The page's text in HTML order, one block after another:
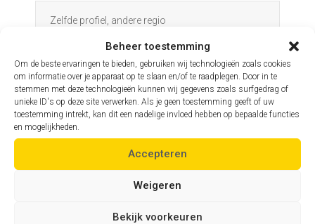
Beheer toestemming
Om de beste ervaringen te bieden, gebruiken wij technologieën zoals cookies
om informatie over je apparaat op te slaan en/of te raadplegen. Door in te
stemmen met deze technologieën kunnen wij gegevens zoals surfgedrag of
unieke ID's op deze site verwerken. Als je geen toestemming geeft of uw
toestemming intrekt, kan dit een nadelige invloed hebben op bepaalde functies
en mogelijkheden.
Accepteren
Weigeren
Bekijk voorkeuren
Zelfde profiel, andere regio
Zelfde profiel, andere regio
Civiel ingenieur
Lauw
Andere profielen in deze regio